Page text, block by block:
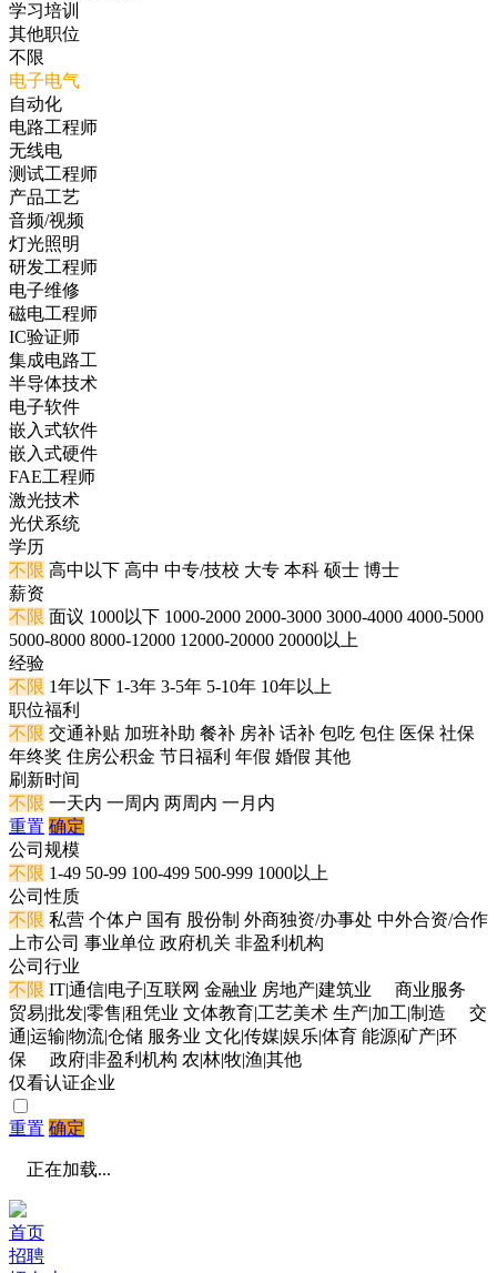
学习培训
其他职位
不限
电子电气
自动化
电路工程师
无线电
测试工程师
产品工艺
音频/视频
灯光照明
研发工程师
电子维修
磁电工程师
IC验证师
集成电路工
半导体技术
电子软件
嵌入式软件
嵌入式硬件
FAE工程师
激光技术
光伏系统
学历
不限 高中以下 高中 中专/技校 大专 本科 硕士 博士
薪资
不限 面议 1000以下 1000-2000 2000-3000 3000-4000 4000-5000
5000-8000 8000-12000 12000-20000 20000以上
经验
不限 1年以下 1-3年 3-5年 5-10年 10年以上
职位福利
不限 交通补贴 加班补助 餐补 房补 话补 包吃 包住 医保 社保
年终奖 住房公积金 节日福利 年假 婚假 其他
刷新时间
不限 一天内 一周内 两周内 一月内
重置 确定
公司规模
不限 1-49 50-99 100-499 500-999 1000以上
公司性质
不限 私营 个体户 国有 股份制 外商独资/办事处 中外合资/合作
上市公司 事业单位 政府机关 非盈利机构
公司行业
不限 IT|通信|电子|互联网 金融业 房地产|建筑业
商业服务
贸易|批发|零售|租凭业 文体教育|工艺美术 生产|加工|制造
交
通|运输|物流|仓储 服务业 文化|传媒|娱乐|体育 能源|矿产|环
保
政府|非盈利机构 农|林|牧|渔|其他
仅看认证企业
重置 确定
正在加载...
首页
招聘